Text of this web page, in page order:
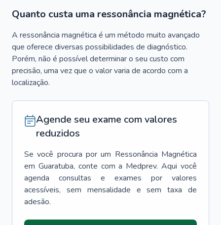
Quanto custa uma ressonância magnética?
A ressonância magnética é um método muito avançado
que oferece diversas possibilidades de diagnóstico.
Porém, não é possível determinar o seu custo com
precisão, uma vez que o valor varia de acordo com a
localização.
Agende seu exame com valores
reduzidos
Se você procura por um Ressonância Magnética
em Guaratuba, conte com a Medprev. Aqui você
agenda consultas e exames por valores
acessíveis, sem mensalidade e sem taxa de
adesão.